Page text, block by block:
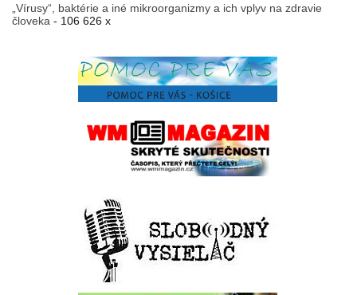
„Vírusy“, baktérie a iné mikroorganizmy a ich vplyv na zdravie
človeka - 106 626 x